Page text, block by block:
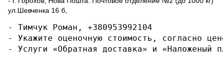
ул.Шевченка 16 б,
- Тимчук Роман, +380953992104
- Укажите оценочную стоимость, согласно
- Услуги «Обратная доставка» и «Наложеный